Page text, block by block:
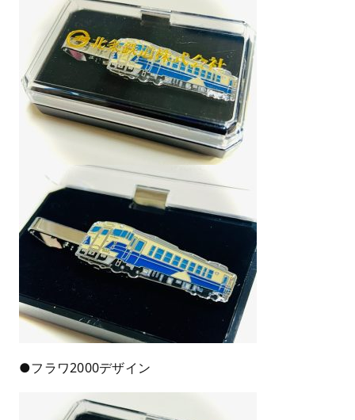
●フラワ2000デザイン